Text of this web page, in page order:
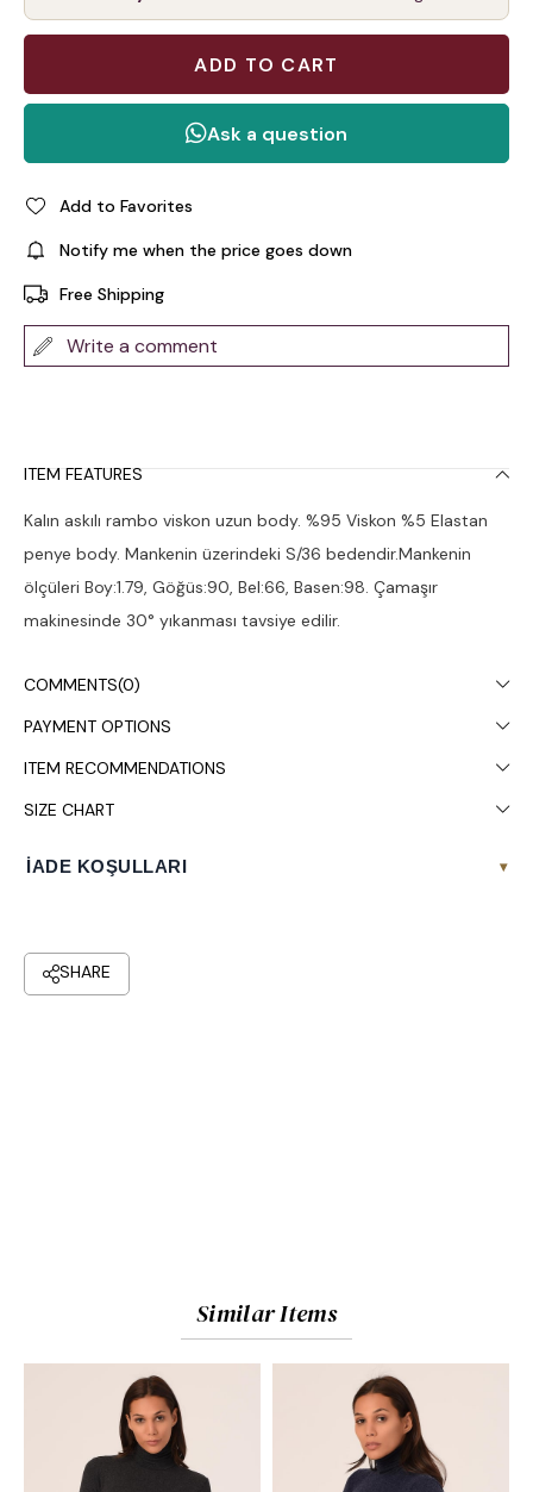
Add to Favorites
Notify me when the price goes down
Free Shipping
Write a comment
ITEM FEATURES
Kalın askılı rambo viskon uzun body. %95 Viskon %5 Elastan
penye body. Mankenin üzerindeki S/36 bedendir.Mankenin
ölçüleri Boy:1.79, Göğüs:90, Bel:66, Basen:98. Çamaşır
makinesinde 30° yıkanması tavsiye edilir.
COMMENTS(0)
PAYMENT OPTIONS
ITEM RECOMMENDATIONS
SIZE CHART
İADE KOŞULLARI ▾
Similar Items